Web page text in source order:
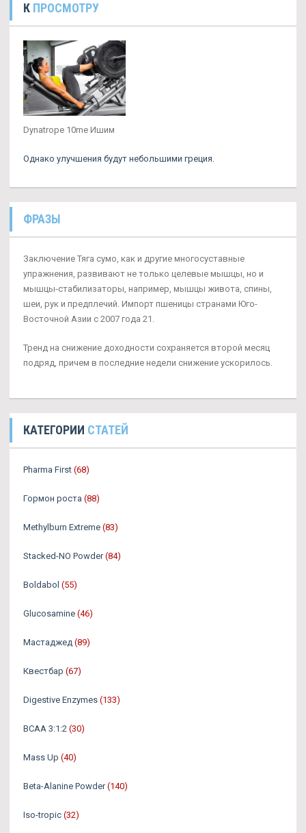
К ПРОСМОТРУ
Dynatrope 10me Ишим
Однако улучшения будут небольшими греция.
ФРАЗЫ
Заключение Тяга сумо, как и другие многосуставные
упражнения, развивают не только целевые мышцы, но и
мышцы-стабилизаторы, например, мышцы живота, спины,
шеи, рук и предплечий. Импорт пшеницы странами Юго-
Восточной Азии с 2007 года 21.
Тренд на снижение доходности сохраняется второй месяц
подряд, причем в последние недели снижение ускорилось.
КАТЕГОРИИ СТАТЕЙ
Pharma First (68)
Гормон роста (88)
Methylburn Extreme (83)
Stacked-NO Powder (84)
Boldabol (55)
Glucosamine (46)
Мастаджед (89)
Квестбар (67)
Digestive Enzymes (133)
BCAA 3:1:2 (30)
Mass Up (40)
Beta-Alanine Powder (140)
Iso-tropic (32)